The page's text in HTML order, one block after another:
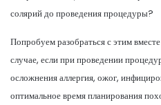
солярий до проведения процедуры?
Попробуем разобраться с этим
случае, если при проведении
осложнения аллергия, ожог,
оптимальное время планирования